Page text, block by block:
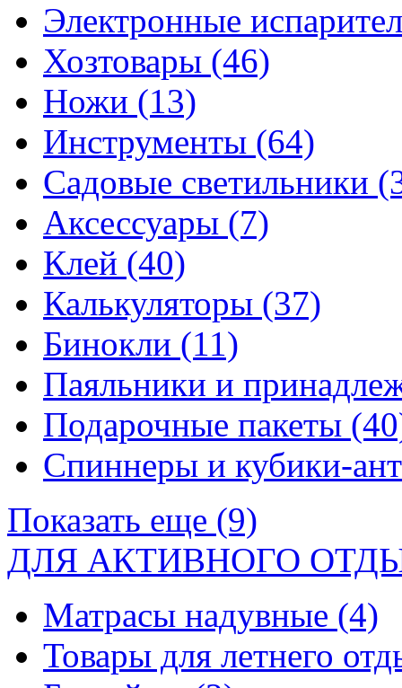
Электронные
Хозтовары (46)
Ножи (13)
Инструменты (64)
Садовые светильники
Аксессуары (7)
Клей (40)
Калькуляторы (37)
Бинокли (11)
Паяльники и
Подарочные пакеты
Спиннеры и кубики-
Показать еще (9)
ДЛЯ АКТИВНОГО
Матрасы надувные (4)
Товары для летнего